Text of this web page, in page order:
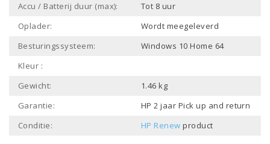
Accu / Batterij duur (max):
Tot 8 uur
Oplader:
Wordt meegeleverd
Besturingssysteem:
Windows 10 Home 64
Kleur :
Gewicht:
1.46 kg
Garantie:
HP 2 jaar Pick up and return
Conditie:
HP Renew product